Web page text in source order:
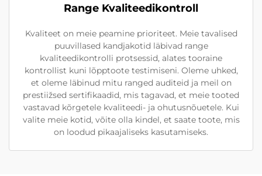
Range Kvaliteedikontroll
Kvaliteet on meie peamine prioriteet. Meie tavalised
puuvillased kandjakotid läbivad range
kvaliteedikontrolli protsessid, alates tooraine
kontrollist kuni lõpptoote testimiseni. Oleme uhked,
et oleme läbinud mitu ranged auditeid ja meil on
prestiižsed sertifikaadid, mis tagavad, et meie tooted
vastavad kõrgetele kvaliteedi- ja ohutusnõuetele. Kui
valite meie kotid, võite olla kindel, et saate toote, mis
on loodud pikaajaliseks kasutamiseks.